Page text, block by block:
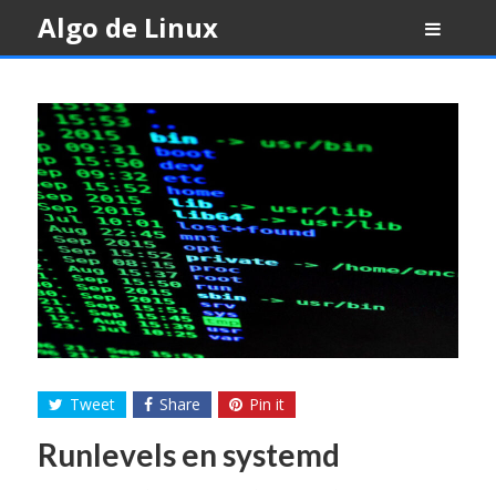
content
Algo de Linux
Tweet Share Pin it
Runlevels en systemd